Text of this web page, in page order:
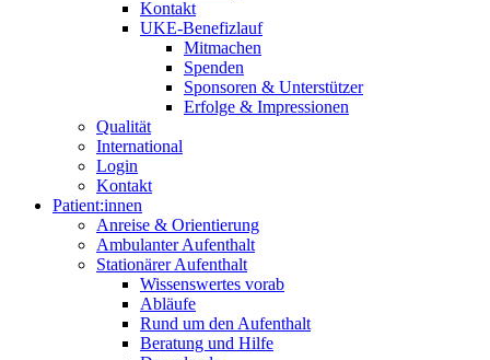
Kontakt
UKE-Benefizlauf
Mitmachen
Spenden
Sponsoren & Unterstützer
Erfolge & Impressionen
Qualität
International
Login
Kontakt
Patient:innen
Anreise & Orientierung
Ambulanter Aufenthalt
Stationärer Aufenthalt
Wissenswertes vorab
Abläufe
Rund um den Aufenthalt
Beratung und Hilfe